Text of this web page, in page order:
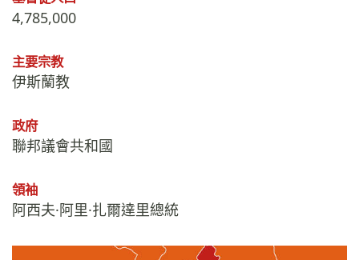
4,785,000
主要宗教
伊斯蘭教
政府
聯邦議會共和國
領袖
阿西夫·阿里·扎爾達里總統